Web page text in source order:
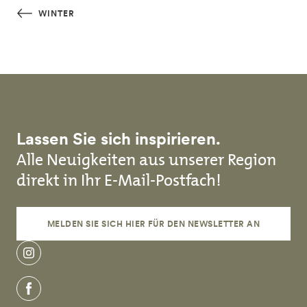
Direkt zum Inhalt
WINTER
Lassen Sie sich inspirieren.
Alle Neuigkeiten aus unserer Region
direkt in Ihr E-Mail-Postfach!
MELDEN SIE SICH HIER FÜR DEN NEWSLETTER AN
instagram
facebook